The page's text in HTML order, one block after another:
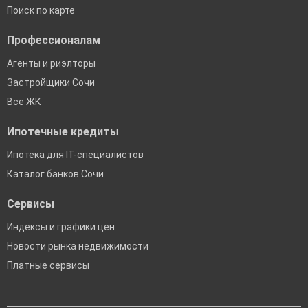
Поиск по карте
Профессионалам
Агенты и риэлторы
Застройщики Сочи
Все ЖК
Ипотечные кредиты
Ипотека для IT-специалистов
Каталог банков Сочи
Сервисы
Индексы и графики цен
Новости рынка недвижимости
Платные сервисы